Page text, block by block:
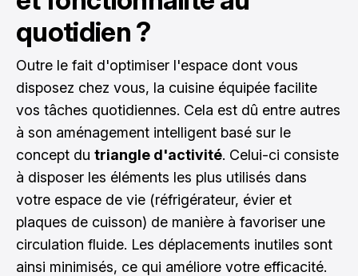
quotidien ?
Outre le fait d'optimiser l'espace dont vous
disposez chez vous, la cuisine équipée facilite
vos tâches quotidiennes. Cela est dû entre autres
à son aménagement intelligent basé sur le
concept du triangle d'activité. Celui-ci consiste
à disposer les éléments les plus utilisés dans
votre espace de vie (réfrigérateur, évier et
plaques de cuisson) de manière à favoriser une
circulation fluide. Les déplacements inutiles sont
ainsi minimisés, ce qui améliore votre efficacité.